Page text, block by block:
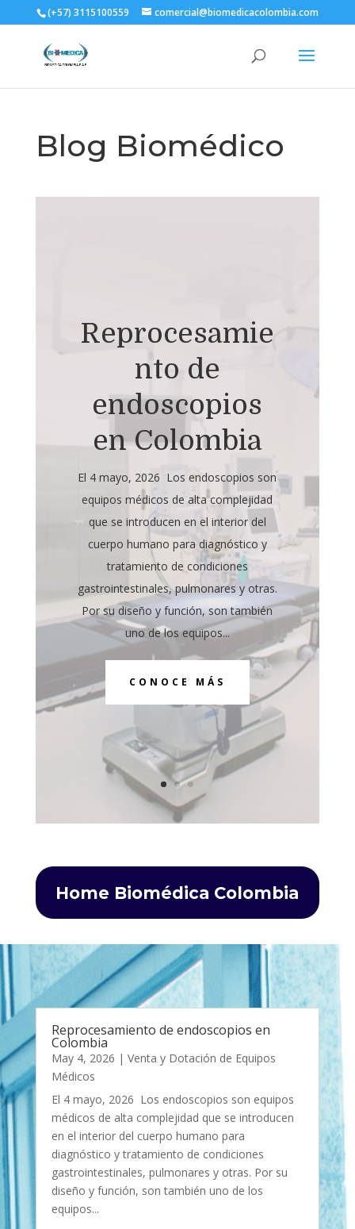
(+57) 3115100559 comercial@biomedicacolombia.com
Blog Biomédico
Reprocesamie
nto de
endoscopios
en Colombia
El 4 mayo, 2026 Los endoscopios son
equipos médicos de alta complejidad
que se introducen en el interior del
cuerpo humano para diagnóstico y
tratamiento de condiciones
gastrointestinales, pulmonares y otras.
Por su diseño y función, son también
uno de los equipos...
CONOCE MÁS
Home Biomédica Colombia
Reprocesamiento de endoscopios en
Colombia
May 4, 2026 | Venta y Dotación de Equipos
Médicos
El 4 mayo, 2026 Los endoscopios son equipos
médicos de alta complejidad que se introducen
en el interior del cuerpo humano para
diagnóstico y tratamiento de condiciones
gastrointestinales, pulmonares y otras. Por su
diseño y función, son también uno de los
equipos...